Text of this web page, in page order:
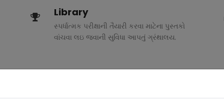
Library
સ્પર્ધાત્મક પરીક્ષાની તૈયારી કરવા માટેના પુસ્તકો
વાંચવા લઇ જવાની સુવિધા આપતું ગ્રંથાલય.
Competitive Exam Class